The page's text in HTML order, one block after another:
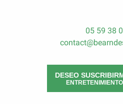
05 59 38
DESEO